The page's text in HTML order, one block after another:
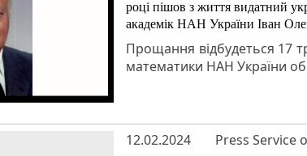
році пішов з життя видатний
академік НАН України Іван
Прощання відбудеться 17
математики НАН України
12.02.2024 Press Service